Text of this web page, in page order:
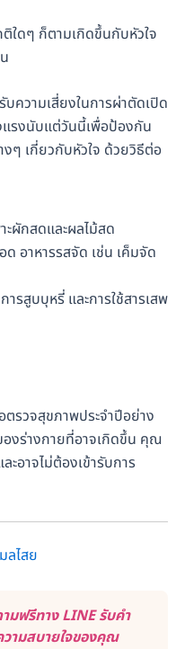
ดๆ ก็ตามเกิดขึ้นกับหัวใจ
ความเสี่ยงในการผ่าตัดเปิด
แรงนับแต่วันนี้เพื่อป้องกัน
ๆ เกี่ยวกับหัวใจ ด้วยวิธีต่อ
ผักสดและผลไม้สด
อาหารรสจัด เช่น เค็มจัด
รสูบบุหรี่ และการใช้สารเสพ
รวจสุขภาพประจำปีอย่าง
องร่างกายที่อาจเกิดขึ้น คุณ
ะอาจไม่ต้องเข้ารับการ
ลไสย
มฟรีทาง LINE รับคำ
ามสบายใจของคุณ